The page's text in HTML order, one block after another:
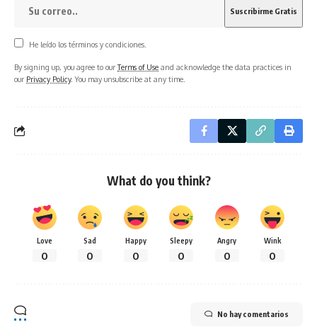
He leído los términos y condiciones.
By signing up, you agree to ourTerms of Use and acknowledge the data practices in
our Privacy Policy. You may unsubscribe at any time.
What do you think?
Love
0
Sad
0
Happy
0
Sleepy
0
Angry
0
Wink
0
No hay comentarios